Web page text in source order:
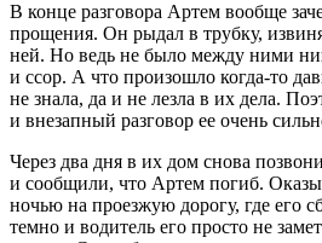
В конце разговора Артем вообще
прощения. Он рыдал в трубку,
ней. Но ведь не было между ними
и ссор. А что произошло когда-то
не знала, да и не лезла в их дела.
и внезапный разговор ее очень
Через два дня в их дом снова
и сообщили, что Артем погиб.
ночью на проезжую дорогу, где его
темно и водитель его просто не